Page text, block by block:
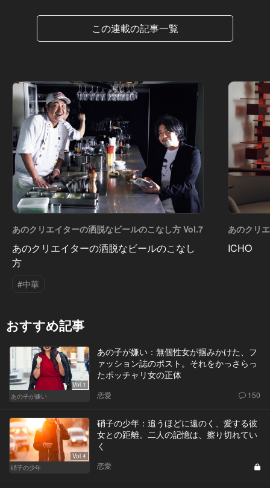
この連載の記事一覧
あのクリエイターの洒脱なビールのこなし方 Vol.7
あのクリエイターの洒脱なビールのこなし
方
#中華
あのクリ
ICHO
おすすめ記事
Vol.1
あの子が嫌い
あの子が嫌い：無個性女が掴みかけた、フ
ァッション誌のポスト。それをかっさらっ
たポッチャリ女の正体
恋愛 150
Vol.4
硝子の少年
硝子の少年：追うほどに遠のく、愛する彼
女との距離。二人の記憶は、擦り切れてい
く
恋愛